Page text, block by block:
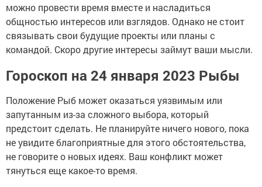
можно провести время вместе и насладиться
общностью интересов или взглядов. Однако не стоит
связывать свои будущие проекты или планы с
командой. Скоро другие интересы займут ваши мысли.
Гороскоп на 24 января 2023 Рыбы
Положение Рыб может оказаться уязвимым или
запутанным из-за сложного выбора, который
предстоит сделать. Не планируйте ничего нового, пока
не увидите благоприятные для этого обстоятельства,
не говорите о новых идеях. Ваш конфликт может
тянуться еще какое-то время.